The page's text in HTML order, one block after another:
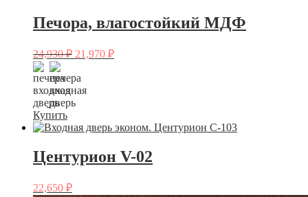
Печора, влагостойкий МДФ
24,930₽ 21,970 ₽
Купить
Центурион V-02
22,650 ₽